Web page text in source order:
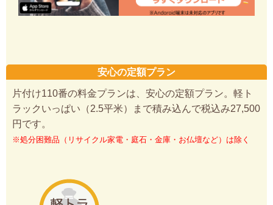
安心の定額プラン
片付け110番の料金プランは、安心の定額プラン。軽ト
ラックいっぱい（2.5平米）まで積み込んで税込み27,500
円です。
※処分困難品（リサイクル家電・庭石・金庫・お仏壇など）は除く